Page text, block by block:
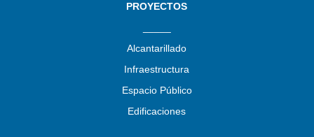
PROYECTOS
Alcantarillado
Infraestructura
Espacio Público
Edificaciones